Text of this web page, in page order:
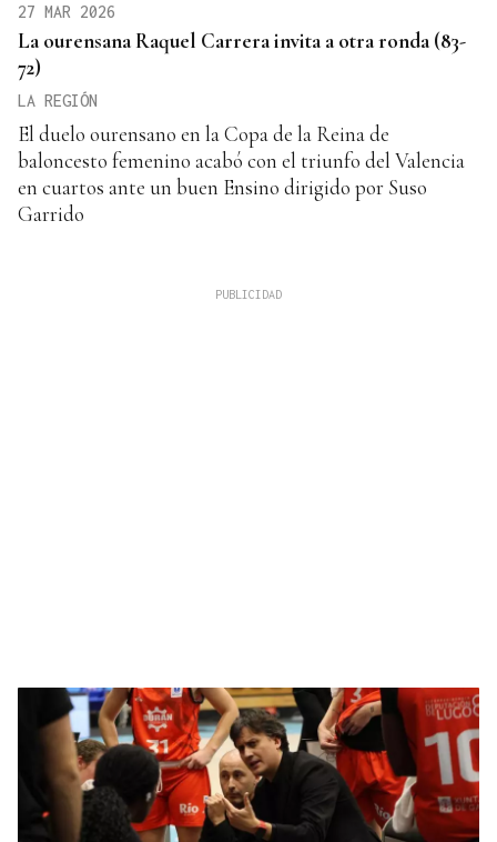
27 MAR 2026
La ourensana Raquel Carrera invita a otra ronda (83-
72)
LA REGIÓN
El duelo ourensano en la Copa de la Reina de
baloncesto femenino acabó con el triunfo del Valencia
en cuartos ante un buen Ensino dirigido por Suso
Garrido